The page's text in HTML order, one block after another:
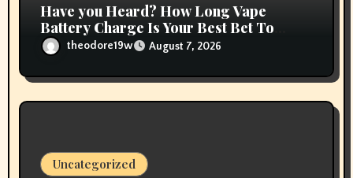
Have you Heard? How Long Vape
Battery Charge Is Your Best Bet To
Growtheodore19w August 7, 2026
Uncategorized